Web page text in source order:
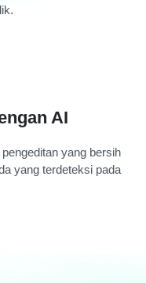
AI
yang bersih
yang terdeteksi pada